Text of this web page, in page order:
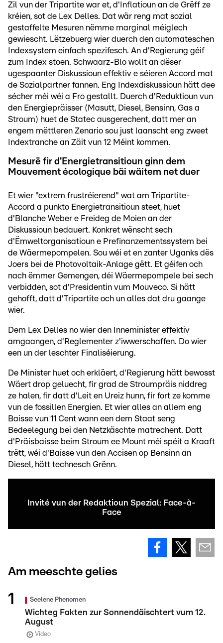
Zil vun der Tripartite war et, d'Inflatioun an de Grëff ze
kréien, sot de Lex Delles. Dat wär reng mat sozial
gestaffelte Mesuren nëmme marginal méiglech
gewiescht. Lëtzebuerg wier duerch den automateschen
Indexsystem einfach spezifesch. An d'Regierung géif
zum Index stoen. Schwaarz-Blo wollt an dëser
ugespaanter Diskussioun effektiv e séieren Accord mat
de Sozialpartner fannen. Eng Indexdiskussioun hätt dee
sécher méi wéi a Fro gestallt. Duerch d'Reduktioun vun
den Energiepräisser (Masutt, Diesel, Bensinn, Gas a
Stroum) huet de Statec ausgerechent, datt mer an
engem mëttleren Zenario sou just laanscht eng zweet
Indextranche an Zäit vun 12 Méint kommen.
Mesurë fir d'Energietransitioun ginn dem
Mouvement écologique bäi wäitem net duer
Et wier "extrem frustréierend" wat am Tripartite-
Accord a punkto Energietransitioun steet, huet
d'Blanche Weber e Freideg de Moien an der
Diskussioun bedauert. Konkret wënscht sech
d'Ëmweltorganisatioun e Prefinanzementssystem bei
de Wäermepompelen. Sou wéi et en zanter Uganks dës
Joers bei de Photovoltaik-Anlage gëtt. Et géifen och
nach ëmmer Gemengen, déi Wäermepompele bei sech
verbidden, sot d'Presidentin vum Mouveco. Si hätt
gehofft, datt d'Tripartite och un alles dat dru gaange
wier.
Dem Lex Delles no wier den Inneminister effektiv
amgaangen, d'Reglementer z'iwwerschaffen. Do wier
een un der leschter Finaliséierung.
De Minister huet och erkläert, d'Regierung hätt bewosst
Wäert drop geluecht, fir grad de Stroumpräis niddreg
ze halen, fir datt d'Leit en Ureiz hunn, fir fort ze komme
vun de fossillen Energien. Et wier alles an allem eng
Baisse vun 11 Cent wann een dem Staat seng
Bedeelegung bei den Netzkäschte matrechent. Datt
d'Präisbaisse beim Stroum ee Mount méi spéit a Kraaft
trëtt, wéi d'Baisse vun den Accisen op Bensinn an
Diesel, hätt technesch Grënn.
Invité vun der Redaktioun Spezial: Face-à-
Face
Am meeschte gelies
Seelene Phenomen
Wichteg Fakten zur Sonnendäischtert vum 12.
August
Video